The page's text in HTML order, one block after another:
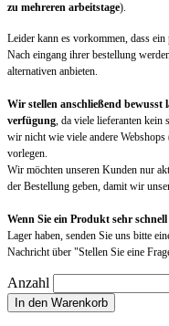
zu mehreren arbeitstage).
Leider kann es vorkommen, dass
Nach eingang ihrer bestellung
alternativen anbieten.
Wir stellen anschließend
verfügung, da viele lieferanten kein
wir nicht wie viele andere
vorlegen.
Wir möchten unseren Kunden nur
der Bestellung geben, damit wir
Wenn Sie ein Produkt sehr
Lager haben, senden Sie uns bitte
Nachricht über "Stellen Sie eine
Anzahl
In den Warenkorb